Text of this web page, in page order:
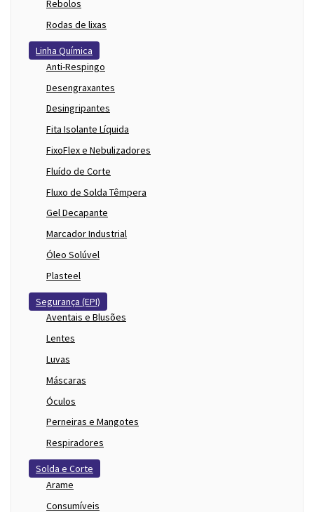
Rebolos
Rodas de lixas
Linha Química
Anti-Respingo
Desengraxantes
Desingripantes
Fita Isolante Líquida
FixoFlex e Nebulizadores
Fluído de Corte
Fluxo de Solda Têmpera
Gel Decapante
Marcador Industrial
Óleo Solúvel
Plasteel
Segurança (EPI)
Aventais e Blusões
Lentes
Luvas
Máscaras
Óculos
Perneiras e Mangotes
Respiradores
Solda e Corte
Arame
Consumíveis